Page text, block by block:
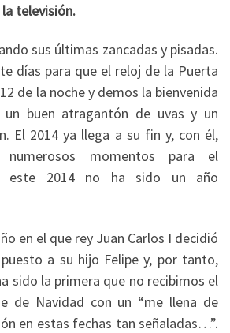
televisión.
sus últimas zancadas y pisadas.
días para que el reloj de la Puerta
de la noche y demos la bienvenida
buen atragantón de uvas y un
El 2014 ya llega a su fin y, con él,
numerosos momentos para el
este 2014 no ha sido un año
en el que rey Juan Carlos I decidió
a su hijo Felipe y, por tanto,
sido la primera que no recibimos el
de Navidad con un “me llena de
en estas fechas tan señaladas…”.